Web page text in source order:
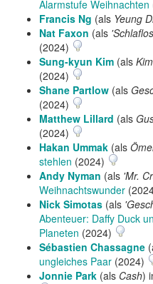
Alarmstufe Weihnachten
Francis Ng (als Yeung
Nat Faxon (als
(2024)
Sung-kyun Kim (als
(2024)
Shane Partlow (als
(2024)
Matthew Lillard (als
(2024)
Hakan Ummak (als
stehlen (2024)
Andy Nyman (als 'Mr.
Weihnachtswunder
Nick Simotas (als
Abenteuer: Daffy Duck
Planeten (2024)
Sébastien Chassagne
ungleiches Paar (2024)
Jonnie Park (als Cash)